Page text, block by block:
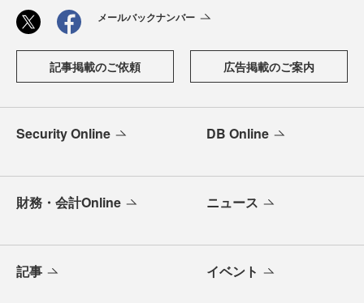
メールバックナンバー
記事掲載のご依頼 広告掲載のご案内
Security Online DB Online
財務・会計Online ニュース
記事 イベント